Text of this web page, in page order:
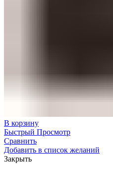
В корзину
Быстрый Просмотр
Сравнить
Добавить в список желаний
Закрыть